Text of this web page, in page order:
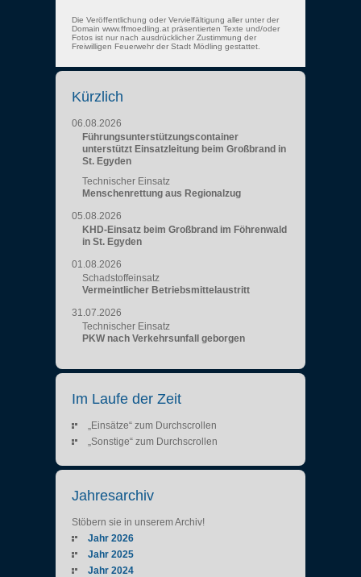
Die Veröffentlichung oder Vervielfältigung aller unter der
Domain www.ffmoedling.at präsentierten Texte und/oder
Fotos ist nur nach ausdrücklicher Zustimmung der
Freiwilligen Feuerwehr der Stadt Mödling gestattet.
Kürzlich
06.08.2026
Führungsunterstützungscontainer
unterstützt Einsatzleitung beim Großbrand in
St. Egyden
Technischer Einsatz
Menschenrettung aus Regionalzug
05.08.2026
KHD-Einsatz beim Großbrand im Föhrenwald
in St. Egyden
01.08.2026
Schadstoffeinsatz
Vermeintlicher Betriebsmittelaustritt
31.07.2026
Technischer Einsatz
PKW nach Verkehrsunfall geborgen
Im Laufe der Zeit
„Einsätze“ zum Durchscrollen
„Sonstige“ zum Durchscrollen
Jahresarchiv
Stöbern sie in unserem Archiv!
Jahr 2026
Jahr 2025
Jahr 2024